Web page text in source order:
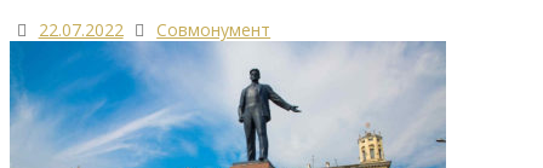
22.07.2022 Совмонумент